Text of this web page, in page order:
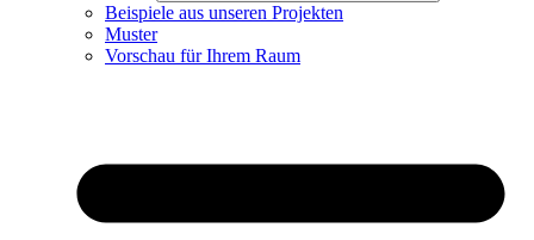
Beispiele aus unseren Projekten
Muster
Vorschau für Ihrem Raum